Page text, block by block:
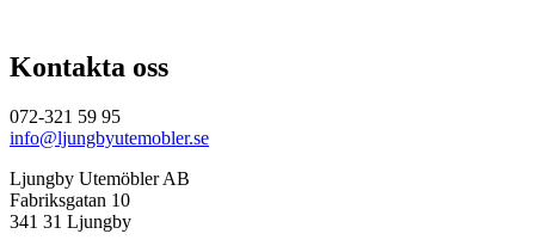
Kontakta oss
072-321 59 95
info@ljungbyutemobler.se
Ljungby Utemöbler AB
Fabriksgatan 10
341 31 Ljungby